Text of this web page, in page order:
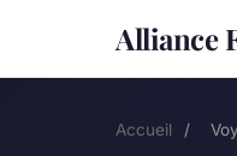
Alliance
Accueil /